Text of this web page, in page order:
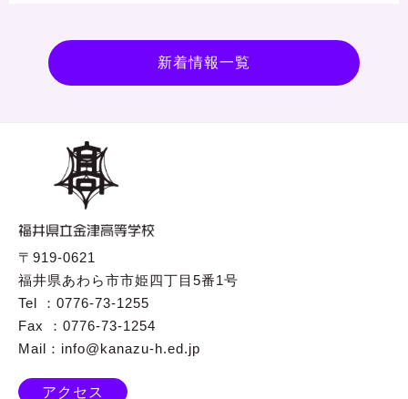
新着情報一覧
〒919-0621
福井県あわら市市姫四丁目5番1号
Tel ：0776-73-1255
Fax ：0776-73-1254
Mail：info@kanazu-h.ed.jp
アクセス